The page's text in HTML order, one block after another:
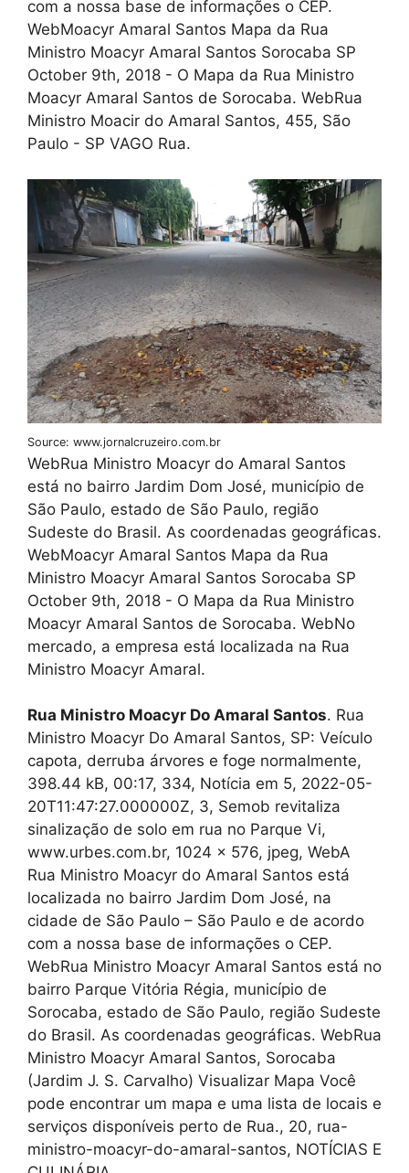
com a nossa base de informações o CEP.
WebMoacyr Amaral Santos Mapa da Rua
Ministro Moacyr Amaral Santos Sorocaba SP
October 9th, 2018 - O Mapa da Rua Ministro
Moacyr Amaral Santos de Sorocaba. WebRua
Ministro Moacir do Amaral Santos, 455, São
Paulo - SP VAGO Rua.
Source: www.jornalcruzeiro.com.br
WebRua Ministro Moacyr do Amaral Santos
está no bairro Jardim Dom José, município de
São Paulo, estado de São Paulo, região
Sudeste do Brasil. As coordenadas geográficas.
WebMoacyr Amaral Santos Mapa da Rua
Ministro Moacyr Amaral Santos Sorocaba SP
October 9th, 2018 - O Mapa da Rua Ministro
Moacyr Amaral Santos de Sorocaba. WebNo
mercado, a empresa está localizada na Rua
Ministro Moacyr Amaral.
Rua Ministro Moacyr Do Amaral Santos. Rua
Ministro Moacyr Do Amaral Santos, SP: Veículo
capota, derruba árvores e foge normalmente,
398.44 kB, 00:17, 334, Notícia em 5, 2022-05-
20T11:47:27.000000Z, 3, Semob revitaliza
sinalização de solo em rua no Parque Vi,
www.urbes.com.br, 1024 x 576, jpeg, WebA
Rua Ministro Moacyr do Amaral Santos está
localizada no bairro Jardim Dom José, na
cidade de São Paulo – São Paulo e de acordo
com a nossa base de informações o CEP.
WebRua Ministro Moacyr Amaral Santos está no
bairro Parque Vitória Régia, município de
Sorocaba, estado de São Paulo, região Sudeste
do Brasil. As coordenadas geográficas. WebRua
Ministro Moacyr Amaral Santos, Sorocaba
(Jardim J. S. Carvalho) Visualizar Mapa Você
pode encontrar um mapa e uma lista de locais e
serviços disponíveis perto de Rua., 20, rua-
ministro-moacyr-do-amaral-santos, NOTÍCIAS E